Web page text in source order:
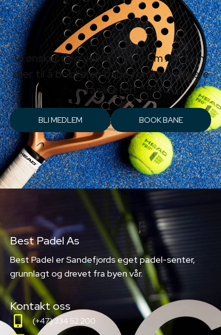
Vi ønsker deg velkommen som medlem,
eller til å booke en bane for å teste våre
fasiliteter!
BLI MEDLEM BOOK BANE
Best Padel As
Best Padel er Sandefjords eget padel-senter,
grunnlagt og drevet fra byen vår.
Kontakt oss
(+47) 334 52 200